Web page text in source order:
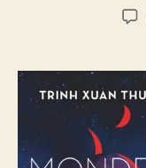
l’article